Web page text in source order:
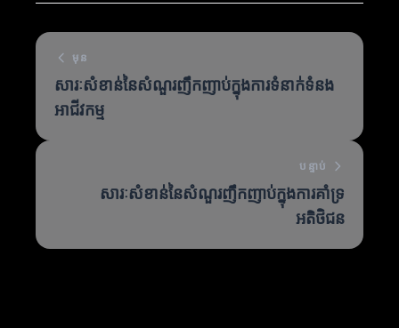
មុន
សារៈសំខាន់នៃសំណួរញឹកញាប់ក្នុងការទំនាក់ទំនង
អាជីវកម្ម
បន្ទាប់
សារៈសំខាន់នៃសំណួរញឹកញាប់ក្នុងការគាំទ្រ
អតិថិជន